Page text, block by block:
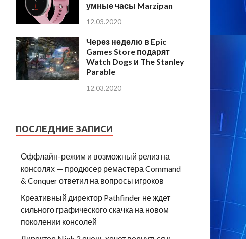
умные часы Marzipan
12.03.2020
Через неделю в Epic
Games Store подарят
Watch Dogs и The Stanley
Parable
12.03.2020
ПОСЛЕДНИЕ ЗАПИСИ
Оффлайн-режим и возможный релиз на
консолях — продюсер ремастера Command
& Conquer ответил на вопросы игроков
Креативный директор Pathfinder не ждет
сильного графического скачка на новом
поколении консолей